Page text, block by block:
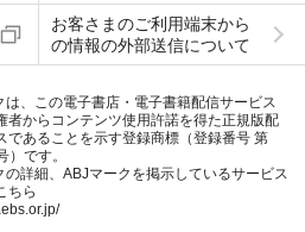
お客さまのご利用端末から
の情報の外部送信について
は、この電子書店・電子書籍配信サービス
者からコンテンツ使用許諾を得た正規版配
であることを示す登録商標（登録番号 第
）です。
の詳細、ABJマークを掲示しているサービス
ちら